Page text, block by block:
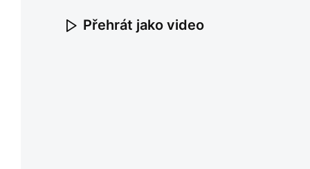
Přehrát jako video